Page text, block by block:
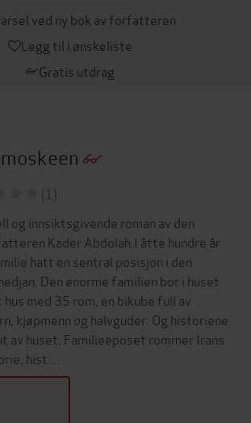
ved ny bok av forfatteren
Legg til i ønskeliste
Gratis utdrag
(1)
og innsiktsgivende roman av den
Kader Abdolah.I åtte hundre år
hatt en sentral posisjon i den
Den enorme familien bor i huset
med 35 rom, en bikube full av
kjøpmenn og halvguder. Og historiene
av huset. Familieeposet rommer Irans
hist…